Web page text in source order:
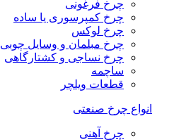
چرخ فرغونی
چرخ کمپرسوری یا ساده
چرخ لوکس
چرخ مبلمان و وسایل چوبی
چرخ نساجی و کشتارگاهی
ساچمه
قطعات ویلچر
انواع چرخ صنعتی
چرخ آهنی